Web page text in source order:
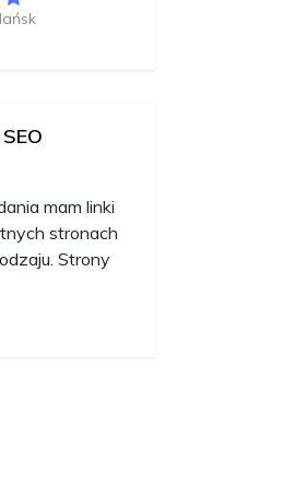
mam linki
stronach
Strony